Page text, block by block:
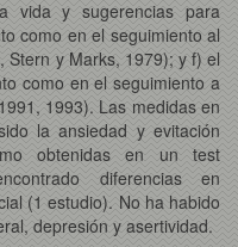
vida y sugerencias para
como en el seguimiento al
Stern y Marks, 1979); y f) el
como en el seguimiento a
1993). Las medidas en
la ansiedad y evitación
obtenidas en un test
diferencias en
(1 estudio). No ha habido
depresión y asertividad.